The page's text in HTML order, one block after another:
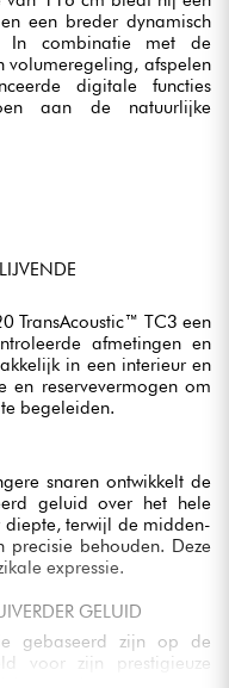
een breder dynamisch
In combinatie met de
volumeregeling, afspelen
digitale functies
aan de natuurlijke
TransAcoustic™ TC3 een
afmetingen en
in een interieur en
en reservevermogen om
begeleiden.
snaren ontwikkelt de
geluid over het hele
diepte, terwijl de midden-
precisie behouden. Deze
expressie.
GELUID
gebaseerd zijn op de
voor zijn prestigieuze